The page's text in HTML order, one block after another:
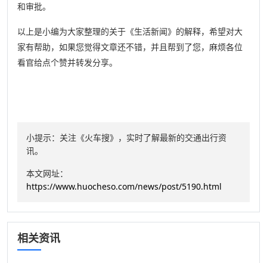
和审批。
以上是小编为大家整理的关于《生活新闻》的解释，希望对大
家有帮助，如果您觉得文章还不错，并且帮到了您，麻烦各位
看官给点个赞并转发分享。
小提示：关注《火车搜》，实时了解最新的交通出行资
讯。
本文网址：
https://www.huocheso.com/news/post/5190.html
相关资讯